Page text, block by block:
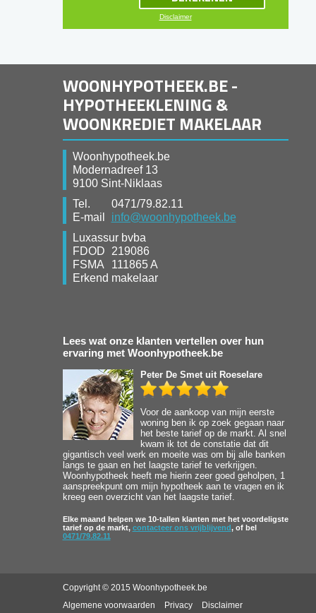
Disclaimer
WOONHYPOTHEEK.BE -
HYPOTHEEKLENING &
WOONKREDIET MAKELAAR
Woonhypotheek.be
Modernadreef 13
9100 Sint-Niklaas
Tel.
0471/79.82.11
E-mail
info@woonhypotheek.be
Luxassur bvba
FDOD
219086
FSMA
111865 A
Erkend makelaar
Lees wat onze klanten vertellen over hun
ervaring met Woonhypotheek.be
Peter De Smetuit Roeselare
Voor de aankoop van mijn eerste
woning ben ik op zoek gegaan naar
het beste tarief op de markt. Al snel
kwam ik tot de constatie dat dit
gigantisch veel werk en moeite was om bij alle banken
langs te gaan en het laagste tarief te verkrijgen.
Woonhypotheek heeft me hierin zeer goed geholpen, 1
aanspreekpunt om mijn hypotheek aan te vragen en ik
kreeg een overzicht van het laagste tarief.
Elke maand helpen we 10-tallen klanten met het voordeligste
tarief op de markt, contacteer ons vrijblijvend, of bel
0471/79.82.11
Copyright © 2015 Woonhypotheek.be
Algemene voorwaarden
Privacy
Disclaimer